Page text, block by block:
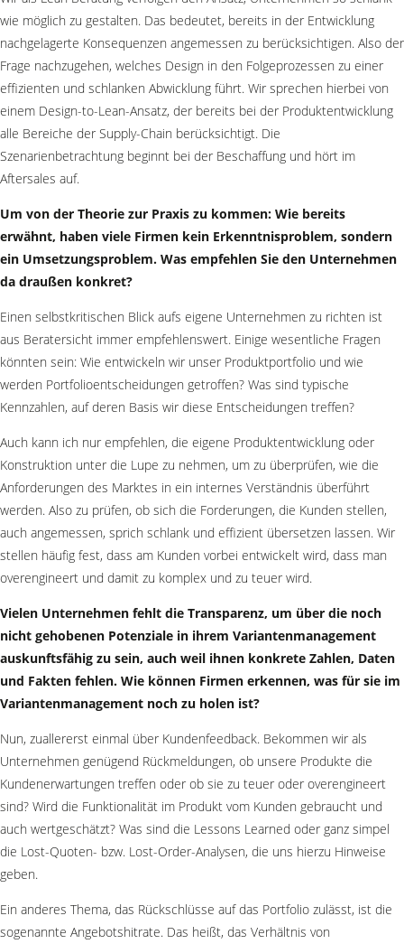
wie möglich zu gestalten. Das bedeutet, bereits in der Entwicklung
nachgelagerte Konsequenzen angemessen zu berücksichtigen. Also der
Frage nachzugehen, welches Design in den Folgeprozessen zu einer
effizienten und schlanken Abwicklung führt. Wir sprechen hierbei von
einem Design-to-Lean-Ansatz, der bereits bei der Produktentwicklung
alle Bereiche der Supply-Chain berücksichtigt. Die
Szenarienbetrachtung beginnt bei der Beschaffung und hört im
Aftersales auf.
Um von der Theorie zur Praxis zu kommen: Wie bereits
erwähnt, haben viele Firmen kein Erkenntnisproblem, sondern
ein Umsetzungsproblem. Was empfehlen Sie den Unternehmen
da draußen konkret?
Einen selbstkritischen Blick aufs eigene Unternehmen zu richten ist
aus Beratersicht immer empfehlenswert. Einige wesentliche Fragen
könnten sein: Wie entwickeln wir unser Produktportfolio und wie
werden Portfolioentscheidungen getroffen? Was sind typische
Kennzahlen, auf deren Basis wir diese Entscheidungen treffen?
Auch kann ich nur empfehlen, die eigene Produktentwicklung oder
Konstruktion unter die Lupe zu nehmen, um zu überprüfen, wie die
Anforderungen des Marktes in ein internes Verständnis überführt
werden. Also zu prüfen, ob sich die Forderungen, die Kunden stellen,
auch angemessen, sprich schlank und effizient übersetzen lassen. Wir
stellen häufig fest, dass am Kunden vorbei entwickelt wird, dass man
overengineert und damit zu komplex und zu teuer wird.
Vielen Unternehmen fehlt die Transparenz, um über die noch
nicht gehobenen Potenziale in ihrem Variantenmanagement
auskunftsfähig zu sein, auch weil ihnen konkrete Zahlen, Daten
und Fakten fehlen. Wie können Firmen erkennen, was für sie im
Variantenmanagement noch zu holen ist?
Nun, zuallererst einmal über Kundenfeedback. Bekommen wir als
Unternehmen genügend Rückmeldungen, ob unsere Produkte die
Kundenerwartungen treffen oder ob sie zu teuer oder overengineert
sind? Wird die Funktionalität im Produkt vom Kunden gebraucht und
auch wertgeschätzt? Was sind die Lessons Learned oder ganz simpel
die Lost-Quoten- bzw. Lost-Order-Analysen, die uns hierzu Hinweise
geben.
Ein anderes Thema, das Rückschlüsse auf das Portfolio zulässt, ist die
sogenannte Angebotshitrate. Das heißt, das Verhältnis von